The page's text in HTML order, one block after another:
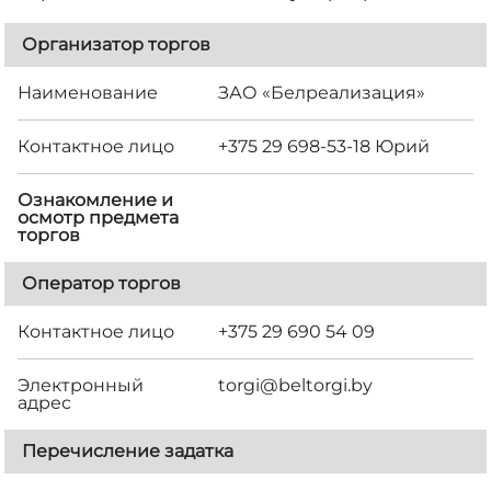
Организатор торгов
Наименование ЗАО «Белреализация»
Контактное лицо +375 29 698-53-18 Юрий
Ознакомление и
осмотр предмета
торгов
Оператор торгов
Контактное лицо +375 29 690 54 09
Электронный
адрес
torgi@beltorgi.by
Перечисление задатка